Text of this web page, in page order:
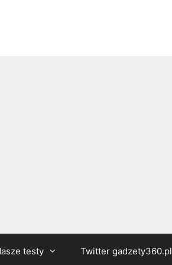
testy Twitter gadzety360.pl